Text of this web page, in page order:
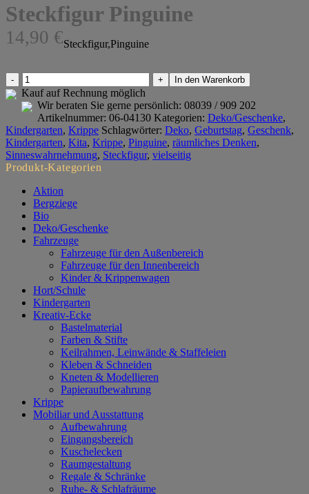
Steckfigur Pinguine
14,90 €Steckfigur,Pinguine
Steckfigur
Pinguine
Menge
In den Warenkorb
Kauf auf Rechnung möglich
Wir beraten Sie gerne persönlich: 08039 / 909 202
Artikelnummer: 06-04130 Kategorien: Deko/Geschenke,
Kindergarten, Krippe Schlagwörter: Deko, Geburtstag, Geschenk,
Kindergarten, Kita, Krippe, Pinguine, räumliches Denken,
Sinneswahrnehmung, Steckfigur, vielseitig
Produkt-Kategorien
Aktion
Bergziege
Bio
Deko/Geschenke
Fahrzeuge
Fahrzeuge für den Außenbereich
Fahrzeuge für den Innenbereich
Kinder & Krippenwagen
Hort/Schule
Kindergarten
Kreativ-Ecke
Bastelmaterial
Farben & Stifte
Keilrahmen, Leinwände & Staffeleien
Kleben & Schneiden
Kneten & Modellieren
Papieraufbewahrung
Krippe
Mobiliar und Ausstattung
Aufbewahrung
Eingangsbereich
Kuschelecken
Raumgestaltung
Regale & Schränke
Ruhe- & Schlafräume